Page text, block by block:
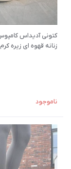
کتونی آدیداس
زنانه قهوه ای زیره کرم
ناموجود